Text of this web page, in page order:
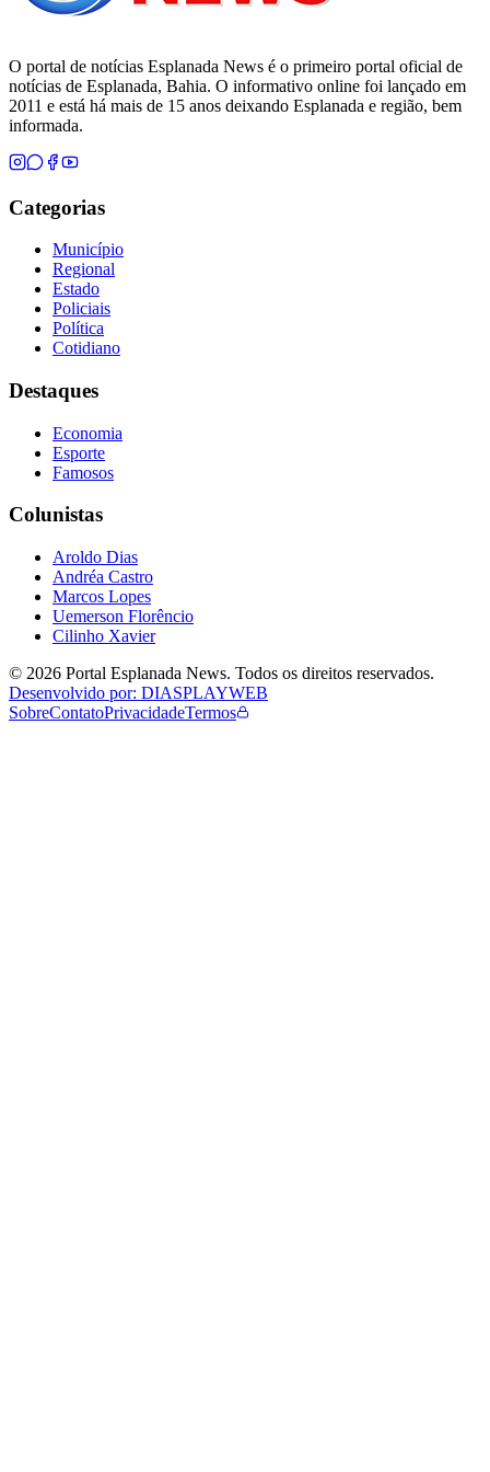
O portal de notícias Esplanada News é o primeiro portal oficial de
notícias de Esplanada, Bahia. O informativo online foi lançado em
2011 e está há mais de 15 anos deixando Esplanada e região, bem
informada.
Categorias
Município
Regional
Estado
Policiais
Política
Cotidiano
Destaques
Economia
Esporte
Famosos
Colunistas
Aroldo Dias
Andréa Castro
Marcos Lopes
Uemerson Florêncio
Cilinho Xavier
© 2026 Portal Esplanada News. Todos os direitos reservados.
Desenvolvido por: DIASPLAYWEB
SobreContatoPrivacidadeTermos